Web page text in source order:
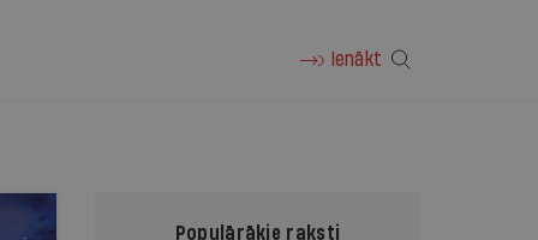
Ienākt
Populārākie raksti